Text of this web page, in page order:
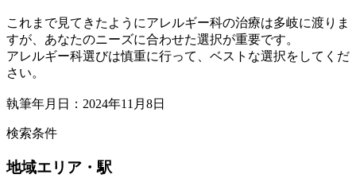
これまで見てきたようにアレルギー科の治療は多岐に渡りま
すが、あなたのニーズに合わせた選択が重要です。
アレルギー科選びは慎重に行って、ベストな選択をしてくだ
さい。
執筆年月日：2024年11月8日
検索条件
地域エリア・駅